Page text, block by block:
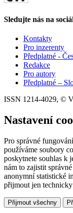
Sledujte nás na
Kontakty
Pro inzerenty
Předplatné -
Redakce
Pro autory
Předplatné –
ISSN 1214-4029, ©
Nastavení
Pro správné
používáme soubory
poskytnete souhlas k
nám to zajistit
anonymní statistické
přijmout jen
Přijmout všechny